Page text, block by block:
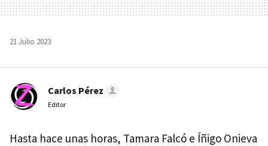
21 Julio 2023
Carlos Pérez
Editor
Hasta hace unas horas, Tamara Falcó e Íñigo Onieva